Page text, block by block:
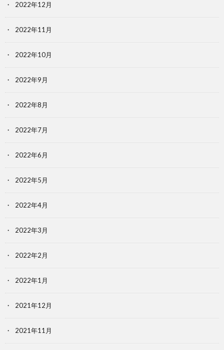
2022年12月
2022年11月
2022年10月
2022年9月
2022年8月
2022年7月
2022年6月
2022年5月
2022年4月
2022年3月
2022年2月
2022年1月
2021年12月
2021年11月